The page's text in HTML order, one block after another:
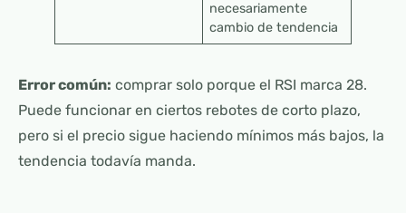
necesariamente
cambio de tendencia
Error común: comprar solo porque el RSI marca 28.
Puede funcionar en ciertos rebotes de corto plazo,
pero si el precio sigue haciendo mínimos más bajos, la
tendencia todavía manda.